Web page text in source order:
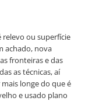
relevo ou superfície
achado, nova
fronteiras e das
as técnicas, aí
longe do que é
e usado plano